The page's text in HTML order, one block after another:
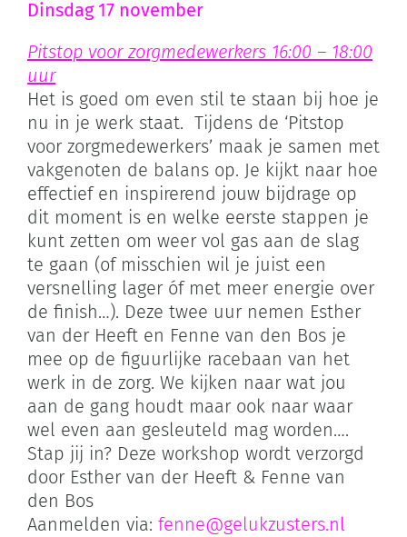
Dinsdag 17 november
Pitstop voor zorgmedewerkers 16:00 – 18:00
uur
Het is goed om even stil te staan bij hoe je
nu in je werk staat. Tijdens de ‘Pitstop
voor zorgmedewerkers’ maak je samen met
vakgenoten de balans op. Je kijkt naar hoe
effectief en inspirerend jouw bijdrage op
dit moment is en welke eerste stappen je
kunt zetten om weer vol gas aan de slag
te gaan (of misschien wil je juist een
versnelling lager óf met meer energie over
de finish…). Deze twee uur nemen Esther
van der Heeft en Fenne van den Bos je
mee op de figuurlijke racebaan van het
werk in de zorg. We kijken naar wat jou
aan de gang houdt maar ook naar waar
wel even aan gesleuteld mag worden….
Stap jij in? Deze workshop wordt verzorgd
door Esther van der Heeft & Fenne van
den Bos
Aanmelden via: fenne@gelukzusters.nl